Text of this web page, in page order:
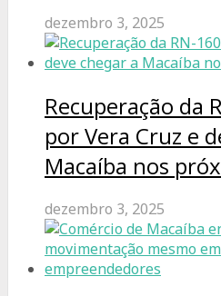
dezembro 3, 2025
Recuperação da
por Vera Cruz e
Macaíba nos
dezembro 3, 2025